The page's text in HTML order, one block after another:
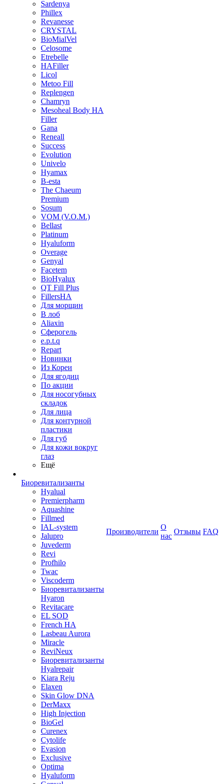
Sardenya
Phillex
Revanesse
CRYSTAL
BioMialVel
Celosome
Etrebelle
HAFiller
Licol
Metoo Fill
Replengen
Chamryn
Mesoheal Body HA
Filler
Gana
Reneall
Success
Evolution
Univelo
Hyamax
B-esta
The Chaeum
Premium
Sosum
VOM (V.O.M.)
Bellast
Platinum
Hyaluform
Overage
Genyal
Facetem
BioHyalux
QT Fill Plus
FillersHA
Для морщин
В лоб
Aliaxin
Сферогель
e.p.t.q
Repart
Новинки
Из Кореи
Для ягодиц
По акции
Для носогубных
складок
Для лица
Для контурной
пластики
Для губ
Для кожи вокруг
глаз
Ещё
Биоревитализанты
Hyalual
Premierpharm
Aquashine
Fillmed
IAL-system
Jalupro
Juvederm
Revi
Profhilo
Twac
Viscoderm
Биоревитализанты
Hyaron
Revitacare
EL SOD
French HA
Lasbeau Aurora
Miracle
ReviNeux
Биоревитализанты
Hyalrepair
Kiara Reju
Elaxen
Skin Glow DNA
DerMaxx
High Injection
BioGel
Curenex
Cytolife
Evasion
Exclusive
Optima
Hyaluform
Производители
О
нас
Отзывы FAQ